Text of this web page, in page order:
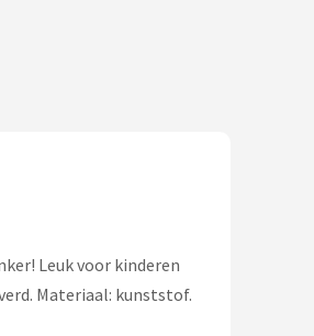
Leuk voor kinderen
Materiaal: kunststof.